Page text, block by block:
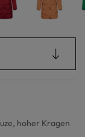
hoher Kragen